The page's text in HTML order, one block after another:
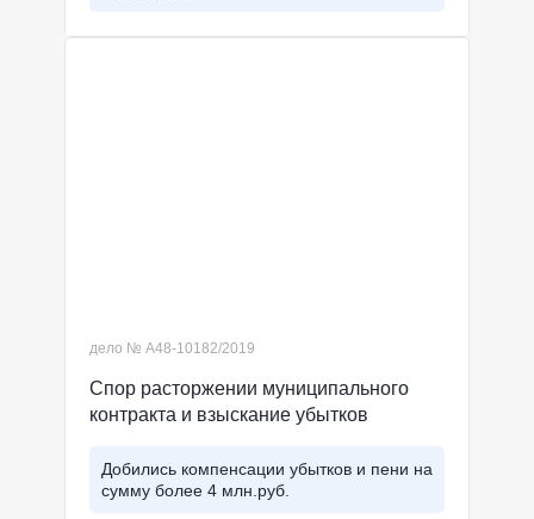
дело № А48-10182/2019
Спор расторжении муниципального
контракта и взыскание убытков
Добились компенсации убытков и пени на
сумму более 4 млн.руб.